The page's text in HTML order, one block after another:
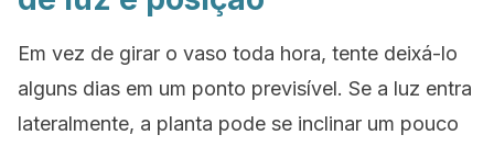
Em vez de girar o vaso toda hora, tente deixá-lo
alguns dias em um ponto previsível. Se a luz entra
lateralmente, a planta pode se inclinar um pouco